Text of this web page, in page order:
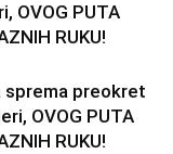
OVOG PUTA
RUKU!
sprema preokret
OVOG PUTA
RUKU!